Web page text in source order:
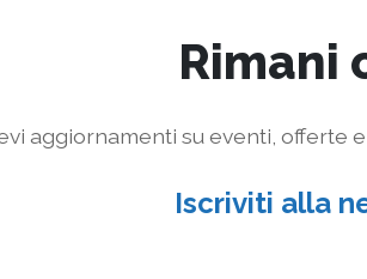
Rimani
aggiornamenti su eventi, offerte
Iscriviti alla